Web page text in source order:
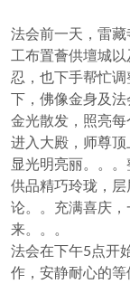
法会前一天，雷
工布置薈供壇城
忍，也下手帮忙
下，佛像金身及
金光散发，照亮每
进入大殿，师尊
显光明亮丽。。。
供品精巧玲珑，
论。。充满喜庆
来。。。
法会在下午5点开
作，安静耐心的